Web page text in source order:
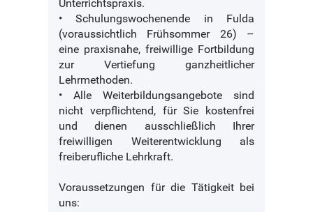
Unterrichtspraxis.
• Schulungswochenende in Fulda
(voraussichtlich Frühsommer 26) –
eine praxisnahe, freiwillige Fortbildung
zur Vertiefung ganzheitlicher
Lehrmethoden.
• Alle Weiterbildungsangebote sind
nicht verpflichtend, für Sie kostenfrei
und dienen ausschließlich Ihrer
freiwilligen Weiterentwicklung als
freiberufliche Lehrkraft.
Voraussetzungen für die Tätigkeit bei
uns: